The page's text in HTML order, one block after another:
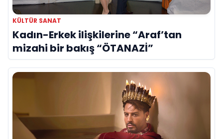
KÜLTÜR SANAT
Kadın-Erkek ilişkilerine “Araf’tan
mizahi bir bakış “ÖTANAZİ”